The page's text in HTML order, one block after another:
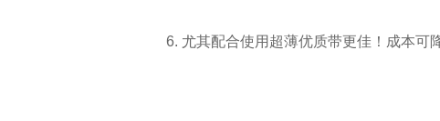
6. 尤其配合使用超薄优质带更佳！成本可